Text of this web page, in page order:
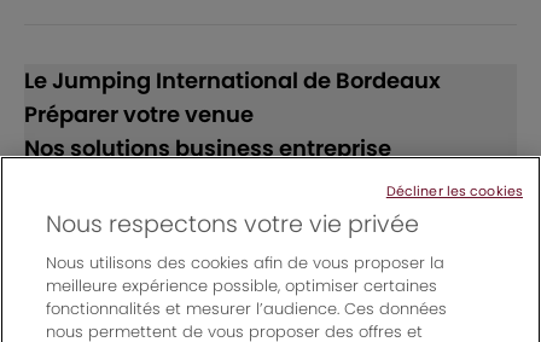
Le Jumping International de Bordeaux
Préparer votre venue
Nos solutions business entreprise
Suivez-nous
Nous respectons votre vie privée
Nous utilisons des cookies afin de vous proposer la
meilleure expérience possible, optimiser certaines
fonctionnalités et mesurer l’audience. Ces données
nous permettent de vous proposer des offres et
Décliner les cookies